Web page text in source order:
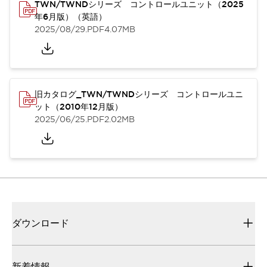
TWN/TWNDシリーズ コントロールユニット（2025
年6月版）（英語）
2025/08/29.PDF4.07MB
旧カタログ_TWN/TWNDシリーズ コントロールユニ
ット（2010年12月版）
2025/06/25.PDF2.02MB
ダウンロード